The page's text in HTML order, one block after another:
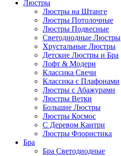
Люстры
Люстры на Штанге
Люстры Потолочные
Люстры Подвесные
Светодиодные Люстры
Хрустальные Люстры
Детские Люстры и Бра
Лофт & Модерн
Классика Свечи
Классика с Плафонами
Люстры с Абажурами
Люстры Ветки
Большие Люстры
Люстры Космос
С Деревом Кантри
Люстры Флористика
Бра
Бра Светодиодные